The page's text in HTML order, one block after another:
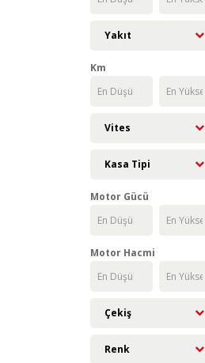
Yakıt
Km
Vites
Kasa Tipi
Motor Gücü
Motor Hacmi
Çekiş
Renk